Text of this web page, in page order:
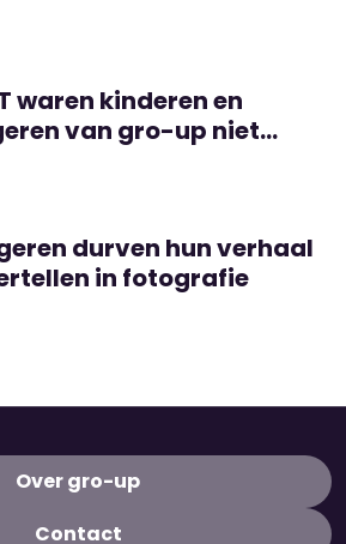
waren kinderen en
van gro-up niet
durven hun verhaal
in fotografie
Over gro-up
Contact